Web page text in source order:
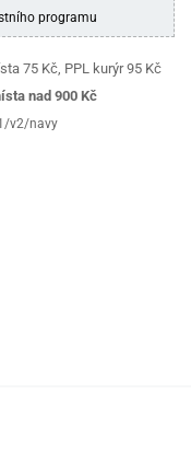
programu
75 Kč, PPL kurýr 95 Kč
nad 900 Kč
v2/navy